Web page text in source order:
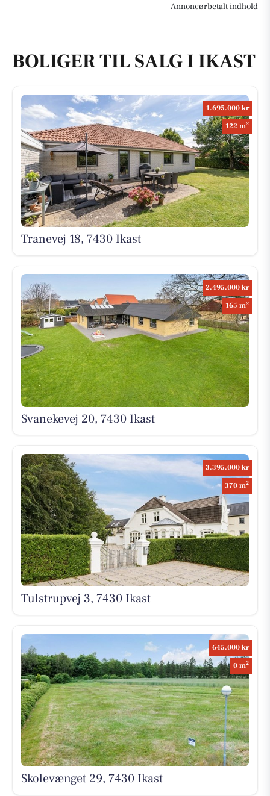
Annoncørbetalt indhold
BOLIGER TIL SALG I IKAST
1.695.000 kr
122 m2
Tranevej 18, 7430 Ikast
2.495.000 kr
165 m2
Svanekevej 20, 7430 Ikast
3.395.000 kr
370 m2
Tulstrupvej 3, 7430 Ikast
645.000 kr
0 m2
Skolevænget 29, 7430 Ikast